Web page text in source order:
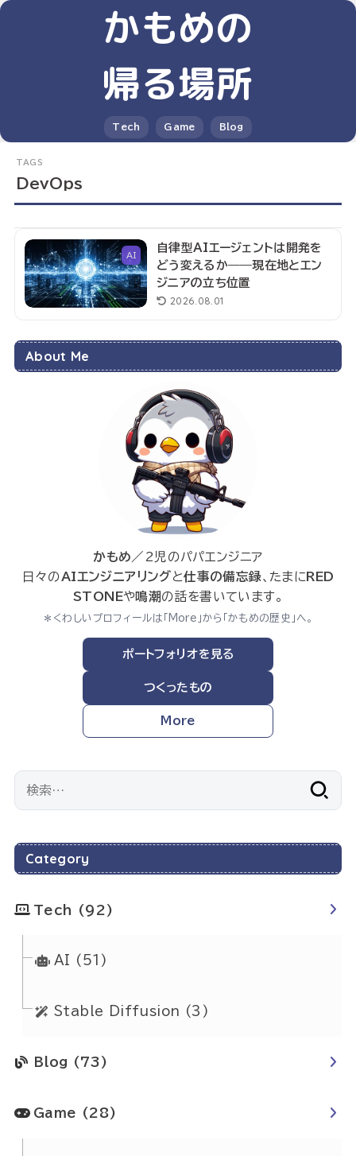
かもめの
帰る場所
Tech Game Blog
DevOps
AI
自律型AIエージェントは開発を
どう変えるか——現在地とエン
ジニアの立ち位置
2026.08.01
About Me
かもめ ／2児のパパエンジニア
日々のAIエンジニアリングと仕事の備忘録、たまに RED
STONEや鳴潮の話を書いています。
＊くわしいプロフィールは「More」から「かもめの歴史」へ。
ポートフォリオを見る
つくったもの
More
Category
Tech (92)
AI (51)
Stable Diffusion (3)
Blog (73)
Game (28)